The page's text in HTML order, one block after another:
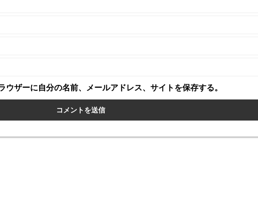
ウザーに自分の名前、メールアドレス、サイトを保存する。